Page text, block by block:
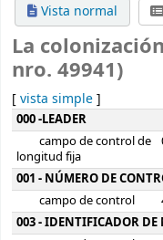
Vista normal
La
nro. 49941)
[vista simple]
Detalles MARC
000 -LEADER
campo de control de
longitud fija
001 - NÚMERO DE
campo de control
003 - IDENTIFICADOR DE